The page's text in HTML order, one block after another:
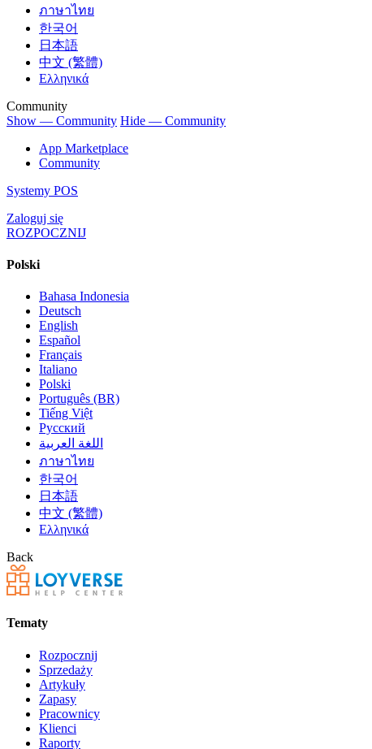
ภาษาไทย
한국어
日本語
中文 (繁體)
Ελληνικά
Community
Show — Community Hide — Community
App Marketplace
Community
Systemy POS
Zaloguj się
ROZPOCZNIJ
Polski
Bahasa Indonesia
Deutsch
English
Español
Français
Italiano
Polski
Português (BR)
Tiếng Việt
Русский
اللغة العربية
ภาษาไทย
한국어
日本語
中文 (繁體)
Ελληνικά
Back
Tematy
Rozpocznij
Sprzedaży
Artykuły
Zapasy
Pracownicy
Klienci
Raporty